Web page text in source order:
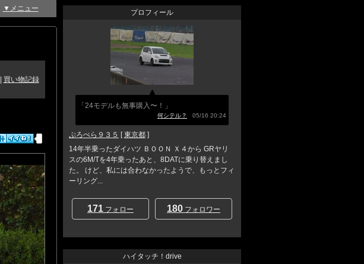
▼メニュー
買い物記録
プロフィール
「24モデルも無事購入〜！」
何シテル？ 05/16 20:24
ぷろぺら９３５ [東京都 ]
14年半乗ったダイハツ ＢＯＯＮ Ｘ４から GRヤリ
スの6M/Tを4年乗ったあと、8DATに乗り替えまし
た。 けど、私には合わなかったようで、もっとフィ
ーリング...
171 フォロー 180 フォロワー
ハイタッチ！drive